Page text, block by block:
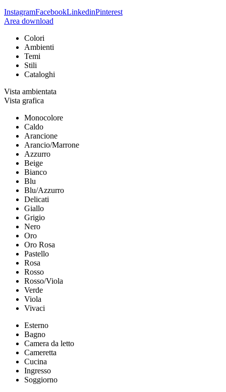
InstagramFacebookLinkedinPinterest
Area download
Colori
Ambienti
Temi
Stili
Cataloghi
Vista ambientata
Vista grafica
Monocolore
Caldo
Arancione
Arancio/Marrone
Azzurro
Beige
Bianco
Blu
Blu/Azzurro
Delicati
Giallo
Grigio
Nero
Oro
Oro Rosa
Pastello
Rosa
Rosso
Rosso/Viola
Verde
Viola
Vivaci
Esterno
Bagno
Camera da letto
Cameretta
Cucina
Ingresso
Soggiorno